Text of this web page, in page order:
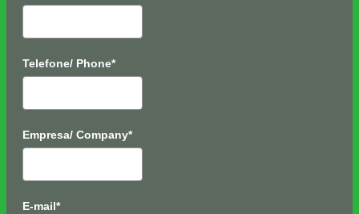
Telefone/ Phone*
Empresa/ Company*
E-mail*